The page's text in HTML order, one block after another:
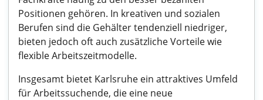
Positionen gehören. In kreativen und sozialen
Berufen sind die Gehälter tendenziell niedriger,
bieten jedoch oft auch zusätzliche Vorteile wie
flexible Arbeitszeitmodelle.
Insgesamt bietet Karlsruhe ein attraktives Umfeld
für Arbeitssuchende, die eine neue